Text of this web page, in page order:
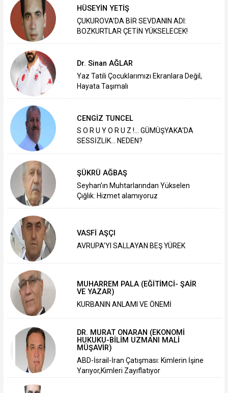
HÜSEYİN YETİŞ
ÇUKUROVA’DA BİR SEVDANIN ADI:
BOZKURTLAR ÇETİN YÜKSELECEK!
Dr. Sinan AĞLAR
Yaz Tatili Çocuklarımızı Ekranlara Değil,
Hayata Taşımalı
CENGİZ TUNCEL
S O R U Y O R U Z !... GÜMÜŞYAKA'DA
SESSİZLİK... NEDEN?
ŞÜKRÜ AĞBAŞ
Seyhan’ın Muhtarlarından Yükselen
Çığlık: Hizmet alamıyoruz
VASFİ AŞÇI
AVRUPA’YI SALLAYAN BEŞ YÜREK
MUHARREM PALA (EĞİTİMCİ- ŞAİR
VE YAZAR)
KURBANIN ANLAMI VE ÖNEMİ
DR. MURAT ONARAN (EKONOMİ
HUKUKU-BİLİM UZMANI MALİ
MÜŞAVİR)
ABD-İsrail-İran Çatışması: Kimlerin İşine
Yarıyor,Kimleri Zayıflatıyor